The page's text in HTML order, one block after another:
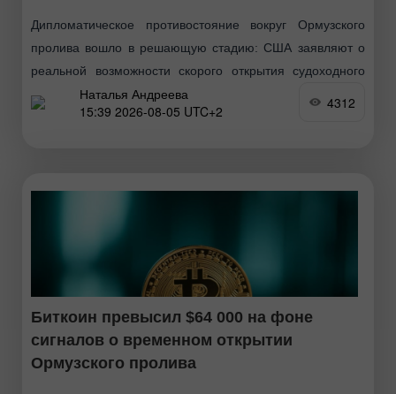
Дипломатическое противостояние вокруг Ормузского
пролива вошло в решающую стадию: США заявляют о
реальной возможности скорого открытия судоходного
пути, тогда как Тегеран категорически отрицает прямые
переговоры с Вашингтоном, утверждая, что общается
Наталья Андреева
15:39 2026-08-05 UTC+2
4312
Биткоин превысил $64 000 на фоне
сигналов о временном открытии
Ормузского пролива